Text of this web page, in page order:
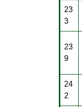
23
3
23
9
24
2